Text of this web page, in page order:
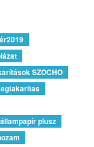
SZOCHO
plusz